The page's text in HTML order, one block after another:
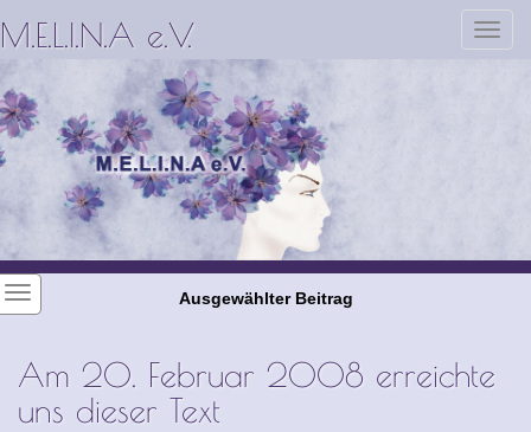
M.E.L.I.N.A e.V.
Ausgewählter Beitrag
Am 20. Februar 2008 erreichte
uns dieser Text